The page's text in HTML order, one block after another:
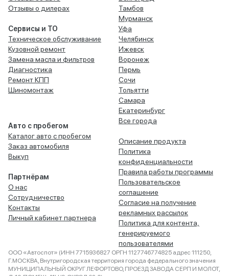
Отзывы о дилерах
Сервисы и ТО
Техническое обслуживание
Кузовной ремонт
Замена масла и фильтров
Диагностика
Ремонт КПП
Шиномонтаж
Авто с пробегом
Каталог авто с пробегом
Заказ автомобиля
Выкуп
Партнёрам
О нас
Сотрудничество
Контакты
Личный кабинет партнера
Тамбов
Мурманск
Уфа
Челябинск
Ижевск
Воронеж
Пермь
Сочи
Тольятти
Самара
Екатеринбург
Все города
Описание продукта
Политика
конфиденциальности
Правила работы программы
Пользовательское
соглашение
Согласие на получение
рекламных рассылок
Политика для контента,
генерируемого
пользователями
ООО «Автоспот» (ИНН 7715936827 ОРГН 1127746774825 адрес 111250,
Г.МОСКВА, Внутригородская территория города федерального значения
МУНИЦИПАЛЬНЫЙ ОКРУГ ЛЕФОРТОВО, ПРОЕЗД ЗАВОДА СЕРП И МОЛОТ,